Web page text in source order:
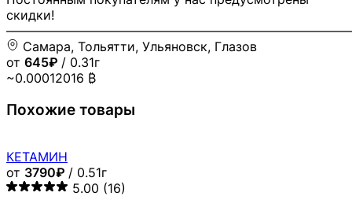
скидки!
Самара, Тольятти, Ульяновск, Глазов
от 645₽ / 0.31г
~0.00012016 ₿
Похожие товары
КЕТАМИН
от 3790₽ / 0.51г
5.00 (16)